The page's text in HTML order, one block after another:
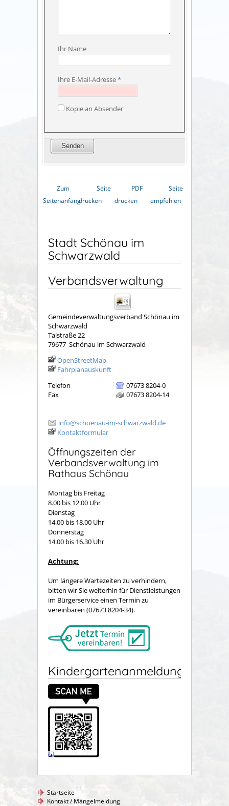
Ihr Name
Ihre E-Mail-Adresse*
Kopie an Absender
Zum
Seitenanfang
Seite
drucken
PDF
drucken
Seite
empfehlen
Stadt Schönau im
Schwarzwald
Verbandsverwaltung
Gemeindeverwaltungsverband Schönau im
Schwarzwald
Talstraße 22
79677 Schönau im Schwarzwald
OpenStreetMap
Fahrplanauskunft
Telefon
07673 8204-0
Fax
07673 8204-14
info@schoenau-im-schwarzwald.de
Kontaktformular
Öffnungszeiten der
Verbandsverwaltung im
Rathaus Schönau
Montag bis Freitag
8.00 bis 12.00 Uhr
Dienstag
14.00 bis 18.00 Uhr
Donnerstag
14.00 bis 16.30 Uhr
Achtung:
Um längere Wartezeiten zu verhindern,
bitten wir Sie weiterhin für Dienstleistungen
im Bürgerservice einen Termin zu
vereinbaren (07673 8204-34).
Kindergartenanmeldung
Startseite
Kontakt / Mängelmeldung